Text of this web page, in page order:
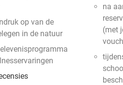
op van de
in de natuur
na
(met